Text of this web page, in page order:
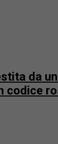
da
codice